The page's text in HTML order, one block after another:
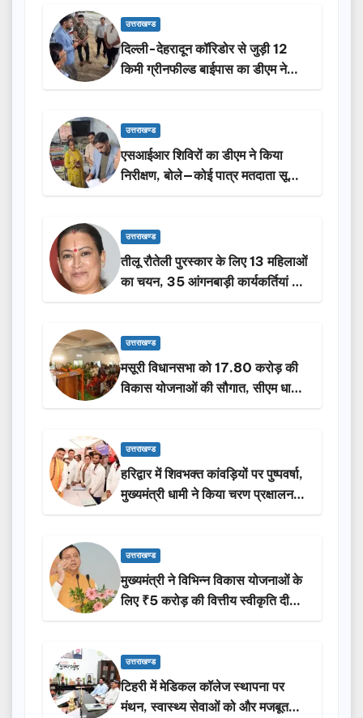
उत्तराखण्ड
दिल्ली-देहरादून कॉरिडोर से जुड़ी 12
किमी ग्रीनफील्ड बाईपास का डीएम ने
किया निरीक्षण…
उत्तराखण्ड
एसआईआर शिविरों का डीएम ने किया
निरीक्षण, बोले—कोई पात्र मतदाता सूची
से न छूटे…
उत्तराखण्ड
तीलू रौतेली पुरस्कार के लिए 13 महिलाओं
का चयन, 35 आंगनबाड़ी कार्यकर्तियां भी
होंगी सम्मानित…
उत्तराखण्ड
मसूरी विधानसभा को 17.80 करोड़ की
विकास योजनाओं की सौगात, सीएम धामी
ने किया लोकार्पण-शिलान्यास.
उत्तराखण्ड
हरिद्वार में शिवभक्त कांवड़ियों पर पुष्पवर्षा,
मुख्यमंत्री धामी ने किया चरण प्रक्षालन…
उत्तराखण्ड
मुख्यमंत्री ने विभिन्न विकास योजनाओं के
लिए ₹5 करोड़ की वित्तीय स्वीकृति दी…
उत्तराखण्ड
टिहरी में मेडिकल कॉलेज स्थापना पर
मंथन, स्वास्थ्य सेवाओं को और मजबूत